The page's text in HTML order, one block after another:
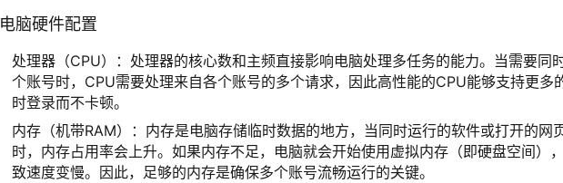
电脑硬件配置
处理器（CPU）：处理器的核心数和主频直接影响电脑处理多任务的能力。当需要同
个账号时，CPU需要处理来自各个账号的多个请求，因此高性能的CPU能够支持更多
时登录而不卡顿。
内存（机带RAM）：内存是电脑存储临时数据的地方，当同时运行的软件或打开的网
时，内存占用率会上升。如果内存不足，电脑就会开始使用虚拟内存（即硬盘空间）
致速度变慢。因此，足够的内存是确保多个账号流畅运行的关键。